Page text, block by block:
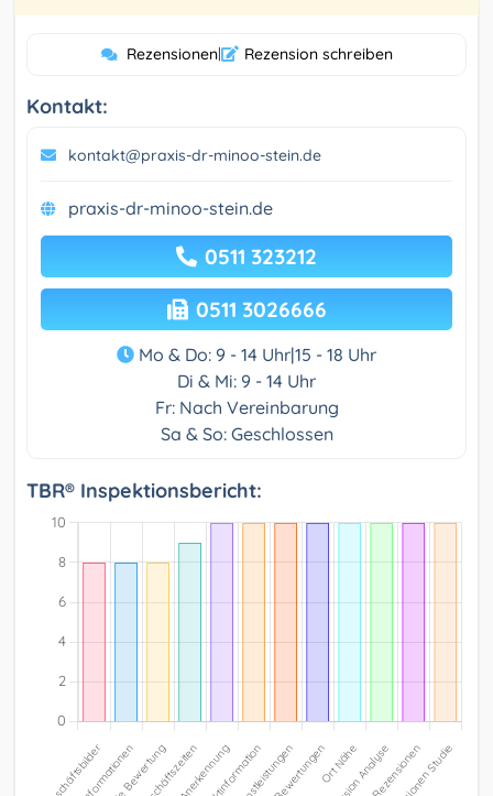
Rezensionen| Rezension schreiben
Kontakt:
kontakt@praxis-dr-minoo-stein.de
praxis-dr-minoo-stein.de
0511 323212
0511 3026666
Mo & Do: 9 - 14 Uhr|15 - 18 Uhr
Di & Mi: 9 - 14 Uhr
Fr: Nach Vereinbarung
Sa & So: Geschlossen
TBR® Inspektionsbericht: